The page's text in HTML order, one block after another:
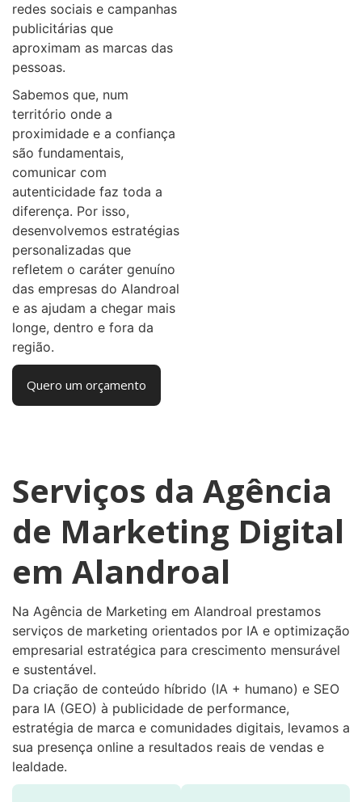
redes sociais e campanhas
publicitárias que
aproximam as marcas das
pessoas.
Sabemos que, num
território onde a
proximidade e a confiança
são fundamentais,
comunicar com
autenticidade faz toda a
diferença. Por isso,
desenvolvemos estratégias
personalizadas que
refletem o caráter genuíno
das empresas do Alandroal
e as ajudam a chegar mais
longe, dentro e fora da
região.
Quero um orçamento
Serviços da Agência
de Marketing Digital
em Alandroal
Na Agência de Marketing em Alandroal prestamos
serviços de marketing orientados por IA e optimização
empresarial estratégica para crescimento mensurável
e sustentável.
Da criação de conteúdo híbrido (IA + humano) e SEO
para IA (GEO) à publicidade de performance,
estratégia de marca e comunidades digitais, levamos a
sua presença online a resultados reais de vendas e
lealdade.